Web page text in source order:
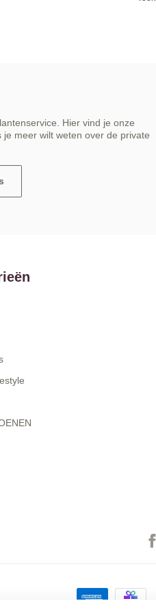
Hier vind je onze
meer wilt weten over de private